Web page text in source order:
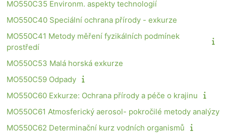
MO550C35 Environm. aspekty technologií
MO550C40 Speciální ochrana přírody - exkurze
MO550C41 Metody měření fyzikálních podmínek
prostředí
MO550C53 Malá horská exkurze
MO550C59 Odpady
MO550C60 Exkurze: Ochrana přírody a péče o krajinu
MO550C61 Atmosferický aerosol- pokročilé metody analýzy
MO550C62 Determinační kurz vodních organismů